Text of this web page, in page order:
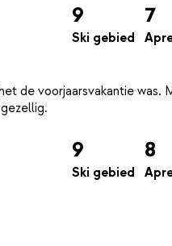
9
Ski gebied
7
de voorjaarsvakantie was.
9
Ski gebied
8